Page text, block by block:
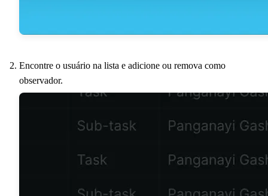
Encontre o usuário na lista e adicione ou remova como
observador.